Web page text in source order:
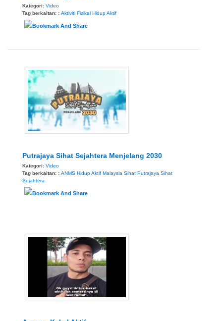
Kategori: Video
Tag berkaitan: : Aktiviti Fizikal Hidup Aktif
Putrajaya Sihat Sejahtera Menjelang 2030
Kategori: Video
Tag berkaitan: : ANMS Hidup Aktif Malaysia Sihat Putrajaya Sihat
Sejahtera